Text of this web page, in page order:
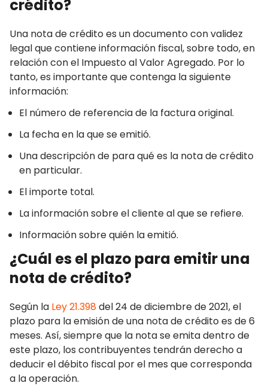
crédito?
Una nota de crédito es un documento con validez
legal que contiene información fiscal, sobre todo, en
relación con el Impuesto al Valor Agregado. Por lo
tanto, es importante que contenga la siguiente
información:
El número de referencia de la factura original.
La fecha en la que se emitió.
Una descripción de para qué es la nota de crédito
en particular.
El importe total.
La información sobre el cliente al que se refiere.
Información sobre quién la emitió.
¿Cuál es el plazo para emitir una
nota de crédito?
Según la Ley 21.398del 24 de diciembre de 2021, el
plazo para la emisión de una nota de crédito es de 6
meses. Así, siempre que la nota se emita dentro de
este plazo, los contribuyentes tendrán derecho a
deducir el débito fiscal por el mes que corresponda
a la operación.